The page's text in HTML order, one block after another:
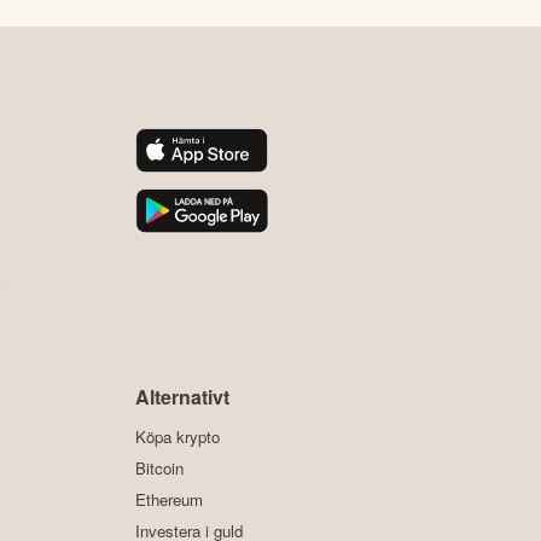
Alternativt
Köpa krypto
Bitcoin
Ethereum
Investera i guld